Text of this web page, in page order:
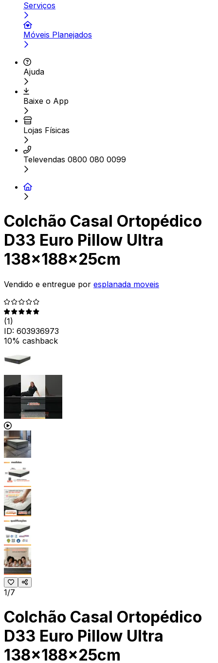
Serviços
Móveis Planejados
Ajuda
Baixe o App
Lojas Físicas
Televendas 0800 080 0099
Colchão Casal Ortopédico
D33 Euro Pillow Ultra
138x188x25cm
Vendido e entregue por esplanada moveis
(1)
ID: 603936973
10% cashback
1/7
Colchão Casal Ortopédico
D33 Euro Pillow Ultra
138x188x25cm